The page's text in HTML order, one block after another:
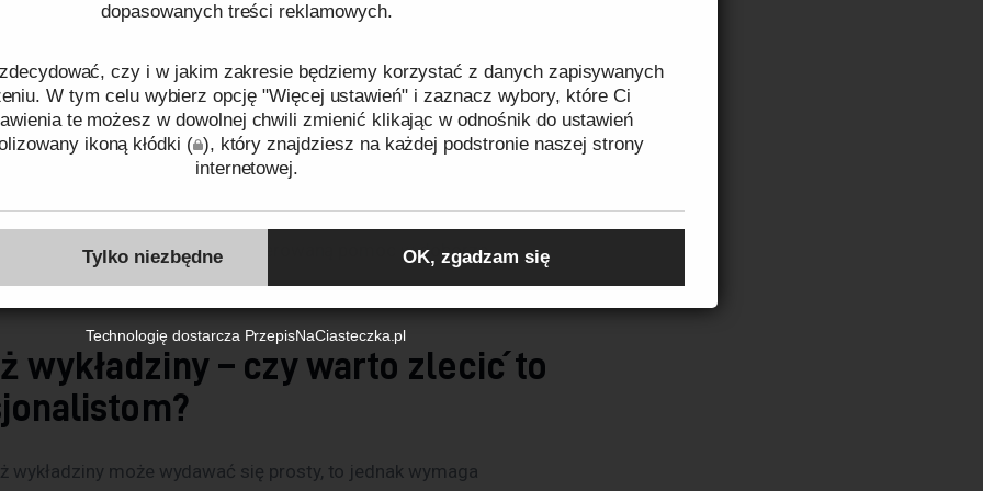
dopasowanych treści reklamowych.
czy i w jakim zakresie będziemy korzystać z danych zapisywanych
W tym celu wybierz opcję "Więcej ustawień" i zaznacz wybory, które Ci
te możesz w dowolnej chwili zmienić klikając w odnośnik do ustawień
ikoną kłódki ( ), który znajdziesz na każdej podstronie naszej strony
internetowej.
cookies oraz tego, w jaki sposób przetwarzamy dane przeczytasz wInformacji
o plikach cookiesoraz naszej Polityce prywatności.
Identyfikator zgody:ID56048260807082420
Tylko niezbędne OK, zgadzam się
Technologię dostarcza PrzepisNaCiasteczka.pl
z wykładzinami w Warszawie
wiele sklepów z wykładzinami, które oferują produkty najwyższej
z nich specjalizują się w konkretnych rodzajach wykładzin, inne
wybór produktów różnych producentów. Przy wyborze sklepu warto
na opinie klientów oraz na oferowaną pomoc w doborze
wykładziny.
wykładziny – czy warto zlecić to
wykładziny może wydawać się prosty, to jednak wymaga